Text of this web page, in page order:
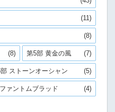
(11)
(8)
(8) 第5部 黄金の風 (7)
ストーンオーシャン (5)
ァントムブラッド (4)